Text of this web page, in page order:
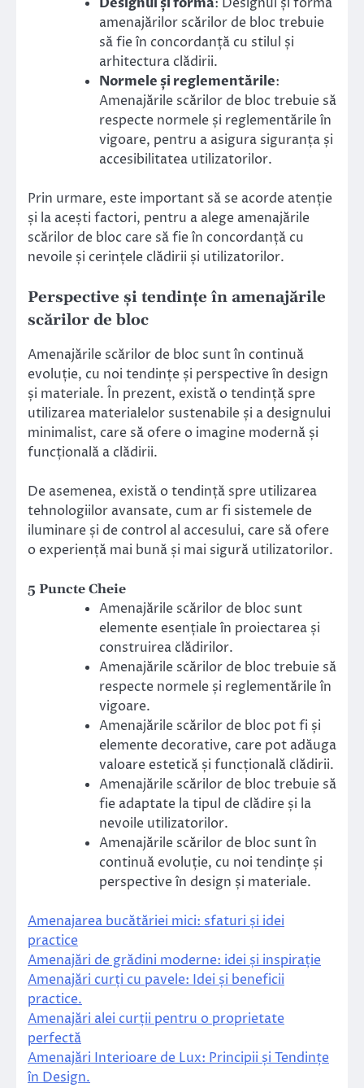
amenajărilor scărilor de bloc trebuie
să fie în concordanță cu stilul și
arhitectura clădirii.
Normele și reglementările:
Amenajările scărilor de bloc trebuie să
respecte normele și reglementările în
vigoare, pentru a asigura siguranța și
accesibilitatea utilizatorilor.
Prin urmare, este important să se acorde atenție
și la acești factori, pentru a alege amenajările
scărilor de bloc care să fie în concordanță cu
nevoile și cerințele clădirii și utilizatorilor.
Perspective și tendințe în amenajările
scărilor de bloc
Amenajările scărilor de bloc sunt în continuă
evoluție, cu noi tendințe și perspective în design
și materiale. În prezent, există o tendință spre
utilizarea materialelor sustenabile și a designului
minimalist, care să ofere o imagine modernă și
funcțională a clădirii.
De asemenea, există o tendință spre utilizarea
tehnologiilor avansate, cum ar fi sistemele de
iluminare și de control al accesului, care să ofere
o experiență mai bună și mai sigură utilizatorilor.
5 Puncte Cheie
Amenajările scărilor de bloc sunt
elemente esențiale în proiectarea și
construirea clădirilor.
Amenajările scărilor de bloc trebuie să
respecte normele și reglementările în
vigoare.
Amenajările scărilor de bloc pot fi și
elemente decorative, care pot adăuga
valoare estetică și funcțională clădirii.
Amenajările scărilor de bloc trebuie să
fie adaptate la tipul de clădire și la
nevoile utilizatorilor.
Amenajările scărilor de bloc sunt în
continuă evoluție, cu noi tendințe și
perspective în design și materiale.
Amenajarea bucătăriei mici: sfaturi și idei
practice
Amenajări de grădini moderne: idei și inspirație
Amenajări curți cu pavele: Idei și beneficii
practice.
Amenajări alei curții pentru o proprietate
perfectă
Amenajări Interioare de Lux: Principii și Tendințe
în Design.